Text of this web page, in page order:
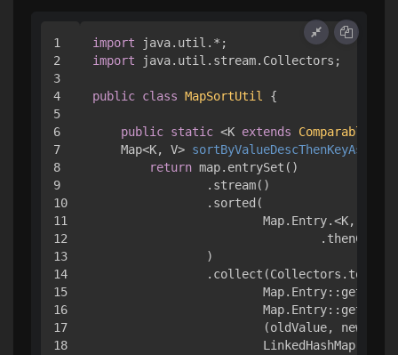
1
2
3
4
5
6
7
8
9
10
11
12
13
14
15
16
17
18
import
import java.util.stream.Collectors;
public class MapSortUtil {
public static <K extends Comparable
    Map<K, V>
sortByValueDescThenKeyAsc
return map.entrySet()
                .stream()
                .sorted(
Map.Entry.<K,
                )
                .collect(Collectors.toMap(
                        Map.Entry::getKey,
(oldValue,
                        LinkedHashMap::